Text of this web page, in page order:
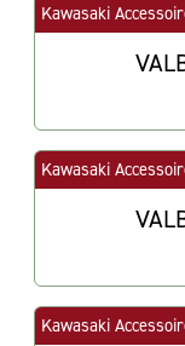
Kawasaki
Kawasaki
Kawasaki